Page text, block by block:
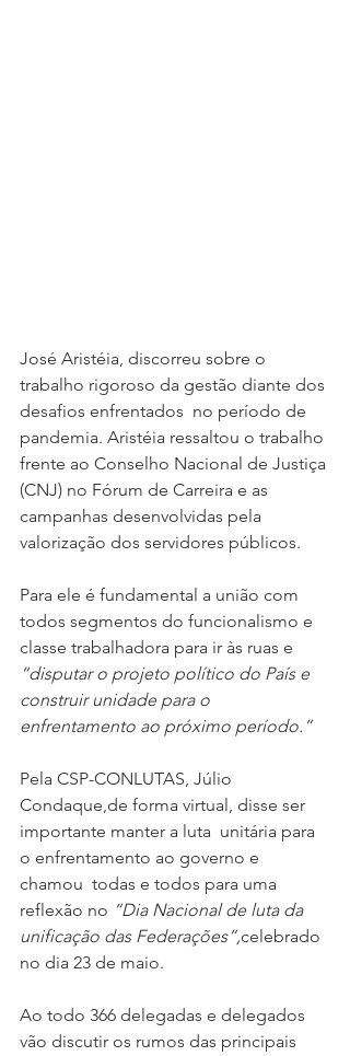
José Aristéia, discorreu sobre o
trabalho rigoroso da gestão diante dos
desafios enfrentados  no período de
pandemia. Aristéia ressaltou o trabalho
frente ao Conselho Nacional de Justiça
(CNJ) no Fórum de Carreira e as
campanhas desenvolvidas pela
valorização dos servidores públicos.
Para ele é fundamental a união com
todos segmentos do funcionalismo e
classe trabalhadora para ir às ruas e
“disputar o projeto político do País e
construir unidade para o
enfrentamento ao próximo período.”
Pela CSP-CONLUTAS, Júlio
Condaque,de forma virtual, disse ser
importante manter a luta  unitária para
o enfrentamento ao governo e
chamou  todas e todos para uma
reflexão no “Dia Nacional de luta da
unificação das Federações”,celebrado
no dia 23 de maio.
Ao todo 366 delegadas e delegados
vão discutir os rumos das principais